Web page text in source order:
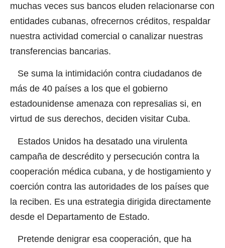
muchas veces sus bancos eluden relacionarse con
entidades cubanas, ofrecernos créditos, respaldar
nuestra actividad comercial o canalizar nuestras
transferencias bancarias.
Se suma la intimidación contra ciudadanos de
más de 40 países a los que el gobierno
estadounidense amenaza con represalias si, en
virtud de sus derechos, deciden visitar Cuba.
Estados Unidos ha desatado una virulenta
campaña de descrédito y persecución contra la
cooperación médica cubana, y de hostigamiento y
coerción contra las autoridades de los países que
la reciben. Es una estrategia dirigida directamente
desde el Departamento de Estado.
Pretende denigrar esa cooperación, que ha